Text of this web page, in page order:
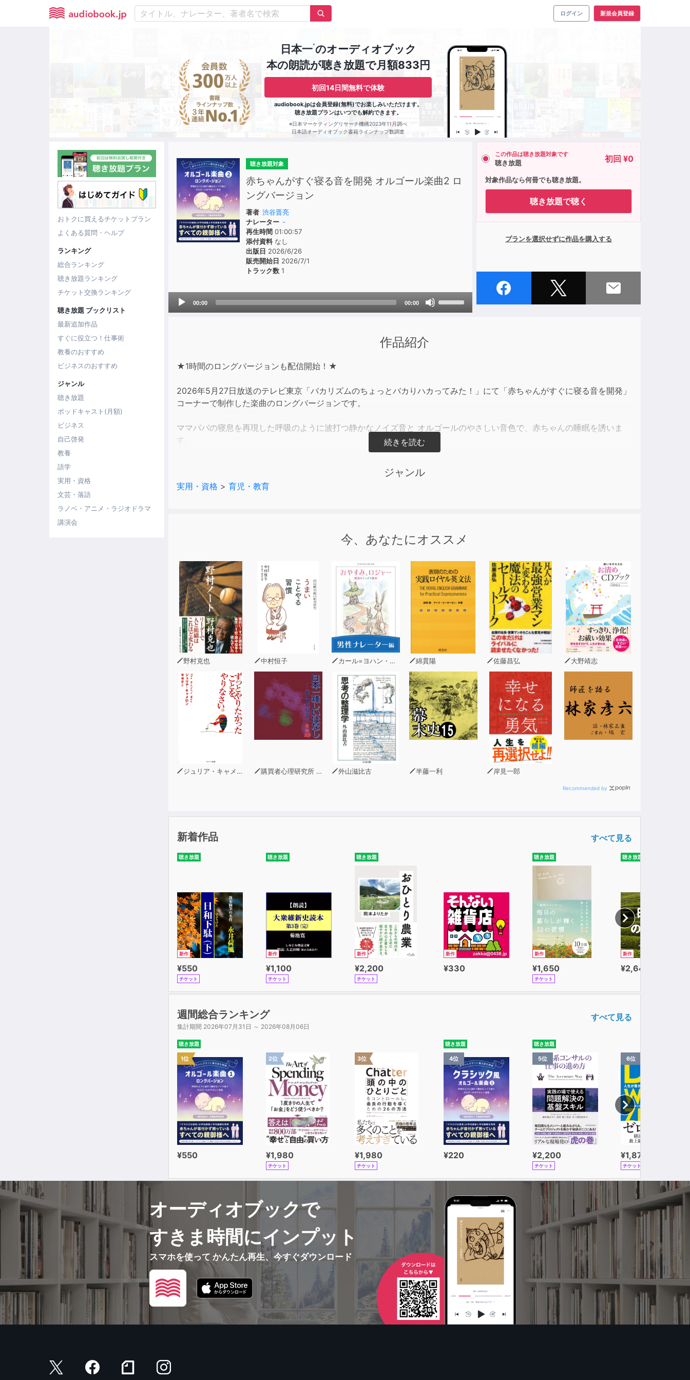
ログイン 新規会員登録
日本一※のオーディオブック
本の朗読が聴き放題で月額833円
初回14日間無料で体験
audiobook.jpは会員登録(無料)でお楽しみいただけます。
聴き放題プランはいつでも解約できます。
※日本マーケティングリサーチ機構2023年11月調べ
日本語オーディオブック書籍ラインナップ数調査
おトクに買えるチケットプラン
よくある質問・ヘルプ
ランキング
総合ランキング
聴き放題ランキング
チケット交換ランキング
聴き放題 ブックリスト
最新追加作品
すぐに役立つ！仕事術
教養のおすすめ
ビジネスのおすすめ
ジャンル
聴き放題
ポッドキャスト(月額)
ビジネス
自己啓発
教養
語学
実用・資格
文芸・落語
ラノベ・アニメ・ラジオドラマ
講演会
聴き放題対象
赤ちゃんがすぐ寝る音を開発 オルゴール楽曲2 ロ
ングバージョン
著者 渋谷晋亮
ナレーター -
再生時間01:00:57
添付資料なし
出版日 2026/6/26
販売開始日 2026/7/1
トラック数1
Audio
00:00 00:00
volume.
この作品は聴き放題対象です
聴き放題 初回 ¥0
対象作品なら何冊でも聴き放題。
聴き放題で聴く
プランを選択せずに作品を購入する
作品紹介
★1時間のロングバージョンも配信開始！★
2026年5月27日放送のテレビ東京「バカリズムのちょっとバカりハカってみた！」にて「赤ちゃんがすぐに寝る音を開発」
コーナーで制作した楽曲のロングバージョンです。
ママパパの寝息を再現した呼吸のように波打つ静かなノイズ音と オルゴールのやさしい音色で、赤ちゃんの睡眠を誘いま
す。
楽曲は年齢を問わずお使いいただける設計なので、睡眠にお悩みがある方はぜひお試しください。
楽曲のオルゴールの背景には、うっすらとノイズが織り交ぜられています。このノイズの「音量ゆらぎ」は、「ママ・パパ
本楽曲の著作権は「一般社団法人 千葉音声研究所（千葉市）」に帰属します。
著作：一般社団法人 千葉音声研究所（千葉市）
作曲：一般社団法人 千葉音声研究所（千葉市） 楽理研究主幹 渋谷晋亮
※全ての赤ちゃんに効果があるとは限りません。
※ダウンロード後に販売する行為は認められておりません。個人・法人問わず、当該楽曲を利益目的で使用される場合は、
事前に一般社団法人 千葉音声研究所のお問い合わせフォームよりご相談ください。
ジャンル
実用・資格 > 育児・教育
今、あなたにオススメ
野村克也 中村恒子 カール=ヨハン・エリーン 綿貫陽 佐藤昌弘 大野靖志
ジュリア・キャメロン 購買者心理研究所 株式会社モデンナ 顧問 青木幹和 外山滋比古 半藤一利 岸見一郎
Recommended by
新着作品 すべて見る
聴き放題
新作
¥550
チケット
聴き放題
新作
¥1,100
チケット
聴き放題
新作
¥2,200
チケット
新作
¥330
聴き放題
新作
¥1,650
チケット
聴き放題
新作
¥2,640
週間総合ランキング
集計期間 2026年07月31日 ～ 2026年08月06日
すべて見る
聴き放題
1位
¥550
2位
¥1,980
チケット
3位
¥1,980
チケット
聴き放題
4位
¥220
聴き放題
5位
¥2,200
チケット
6位
¥1,870
チケット
オーディオブックで
すきま時間にインプット
スマホを使って かんたん再生、今すぐダウンロード